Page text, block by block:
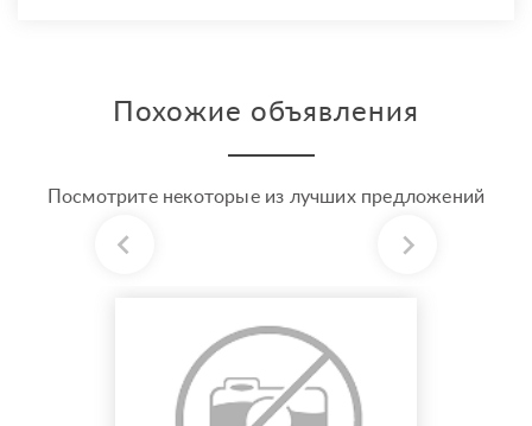
Похожие объявления
Посмотрите некоторые из лучших предложений